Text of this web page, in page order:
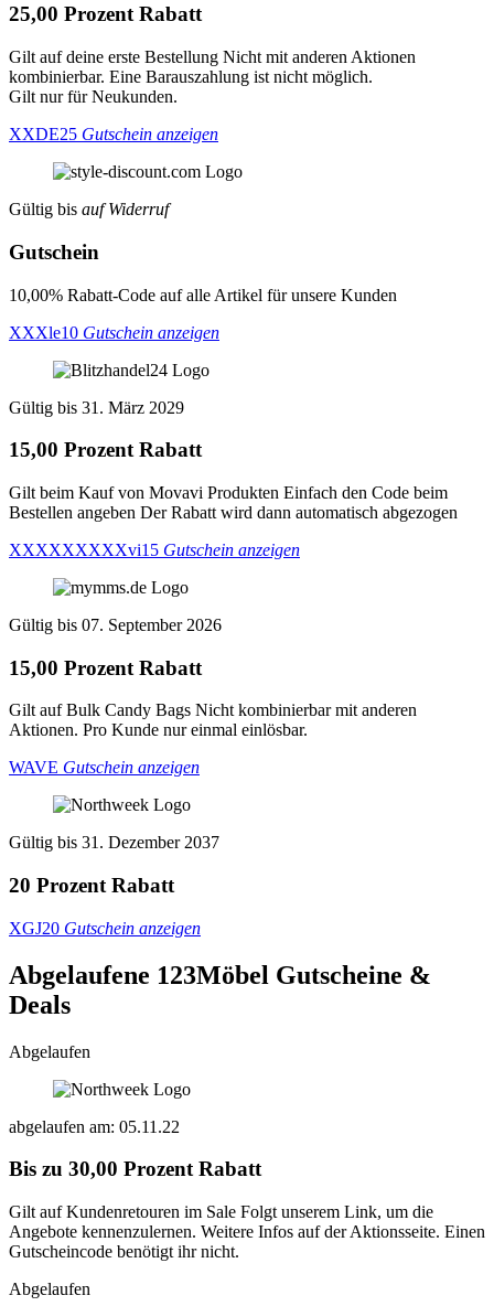
25,00 Prozent Rabatt
Gilt auf deine erste Bestellung Nicht mit anderen Aktionen
kombinierbar. Eine Barauszahlung ist nicht möglich.
Gilt nur für Neukunden.
XXDE25 Gutschein anzeigen
Gültig bis auf Widerruf
Gutschein
10,00% Rabatt-Code auf alle Artikel für unsere Kunden
XXXle10 Gutschein anzeigen
Gültig bis 31. März 2029
15,00 Prozent Rabatt
Gilt beim Kauf von Movavi Produkten Einfach den Code beim
Bestellen angeben Der Rabatt wird dann automatisch abgezogen
XXXXXXXXXvi15 Gutschein anzeigen
Gültig bis 07. September 2026
15,00 Prozent Rabatt
Gilt auf Bulk Candy Bags Nicht kombinierbar mit anderen
Aktionen. Pro Kunde nur einmal einlösbar.
WAVE Gutschein anzeigen
Gültig bis 31. Dezember 2037
20 Prozent Rabatt
XGJ20 Gutschein anzeigen
Abgelaufene 123Möbel Gutscheine &
Deals
Abgelaufen
abgelaufen am: 05.11.22
Bis zu 30,00 Prozent Rabatt
Gilt auf Kundenretouren im Sale Folgt unserem Link, um die
Angebote kennenzulernen. Weitere Infos auf der Aktionsseite. Einen
Gutscheincode benötigt ihr nicht.
Abgelaufen